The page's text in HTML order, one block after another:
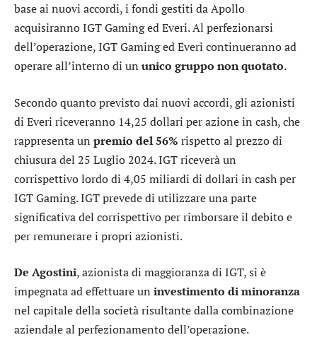
base ai nuovi accordi, i fondi gestiti da Apollo
acquisiranno IGT Gaming ed Everi. Al perfezionarsi
dell’operazione, IGT Gaming ed Everi continueranno ad
operare all’interno di un unico gruppo non quotato.
Secondo quanto previsto dai nuovi accordi, gli azionisti
di Everi riceveranno 14,25 dollari per azione in cash, che
rappresenta un premio del 56% rispetto al prezzo di
chiusura del 25 Luglio 2024. IGT riceverà un
corrispettivo lordo di 4,05 miliardi di dollari in cash per
IGT Gaming. IGT prevede di utilizzare una parte
significativa del corrispettivo per rimborsare il debito e
per remunerare i propri azionisti.
De Agostini, azionista di maggioranza di IGT, si è
impegnata ad effettuare un investimento di minoranza
nel capitale della società risultante dalla combinazione
aziendale al perfezionamento dell’operazione.